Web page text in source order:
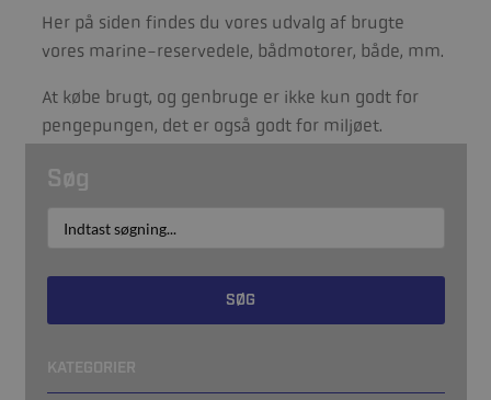
Her på siden findes du vores udvalg af brugte
vores marine-reservedele, bådmotorer, både, mm.
At købe brugt, og genbruge er ikke kun godt for
pengepungen, det er også godt for miljøet.
Søg
SØG
KATEGORIER